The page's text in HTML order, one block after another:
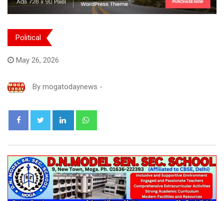
Political
May 26, 2026
By mogatodaynews -
LinkedIn